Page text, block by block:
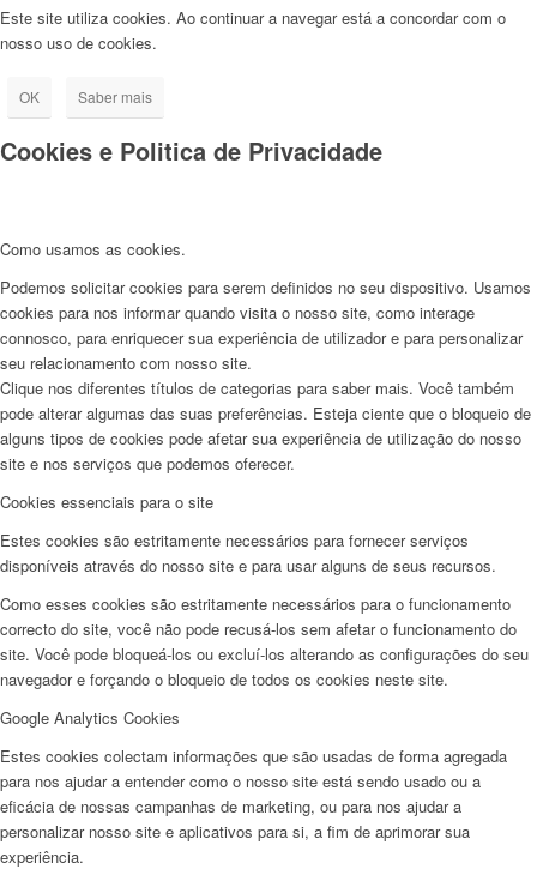
Este site utiliza cookies. Ao continuar a navegar está a concordar com o
nosso uso de cookies.
OK Saber mais
Cookies e Politica de Privacidade
Como usamos as cookies.
Podemos solicitar cookies para serem definidos no seu dispositivo. Usamos
cookies para nos informar quando visita o nosso site, como interage
connosco, para enriquecer sua experiência de utilizador e para personalizar
seu relacionamento com nosso site.
Clique nos diferentes títulos de categorias para saber mais. Você também
pode alterar algumas das suas preferências. Esteja ciente que o bloqueio de
alguns tipos de cookies pode afetar sua experiência de utilização do nosso
site e nos serviços que podemos oferecer.
Cookies essenciais para o site
Estes cookies são estritamente necessários para fornecer serviços
disponíveis através do nosso site e para usar alguns de seus recursos.
Como esses cookies são estritamente necessários para o funcionamento
correcto do site, você não pode recusá-los sem afetar o funcionamento do
site. Você pode bloqueá-los ou excluí-los alterando as configurações do seu
navegador e forçando o bloqueio de todos os cookies neste site.
Google Analytics Cookies
Estes cookies colectam informações que são usadas de forma agregada
para nos ajudar a entender como o nosso site está sendo usado ou a
eficácia de nossas campanhas de marketing, ou para nos ajudar a
personalizar nosso site e aplicativos para si, a fim de aprimorar sua
experiência.